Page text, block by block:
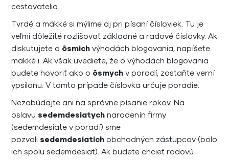
cestovatelia.
Tvrdé a mäkké si mýlime aj pri písaní čísloviek. Tu je
veľmi dôležité rozlišovať základné a radové číslovky. Ak
diskutujete o ôsmich výhodách blogovania, napíšete
mäkké i. Ak však uvediete, že o výhodách blogovania
budete hovoriť ako o ôsmych v poradí, zostaňte verní
ypsilonu. V tomto prípade číslovka určuje poradie.
Nezabúdajte ani na správne písanie rokov. Na
oslavu sedemdesiatych narodenín firmy
(sedemdesiate v poradí) sme
pozvali sedemdesiatich obchodných zástupcov (bolo
ich spolu sedemdesiat). Ak budete chcieť radovú